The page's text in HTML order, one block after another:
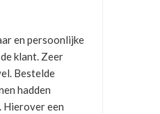
en persoonlijke
klant. Zeer
Bestelde
hadden
een